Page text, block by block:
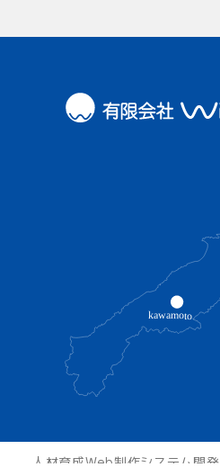
人材育成Web制作システム開発